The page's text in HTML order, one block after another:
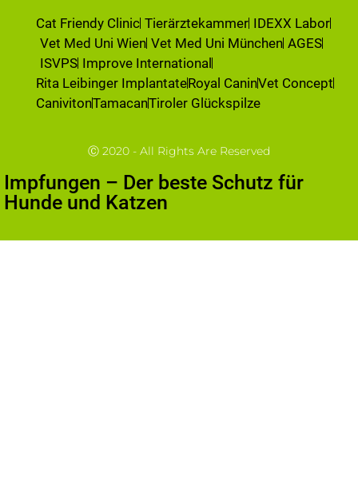
Cat Friendy Clinic Tierärztekammer IDEXX Labor
Vet Med Uni Wien Vet Med Uni München AGES
ISVPS Improve International
Rita Leibinger ImplantateRoyal CaninVet Concept
CanivitonTamacanTiroler Glückspilze
Ⓒ 2020 - All Rights Are Reserved
Impfungen – Der beste Schutz für
Hunde und Katzen